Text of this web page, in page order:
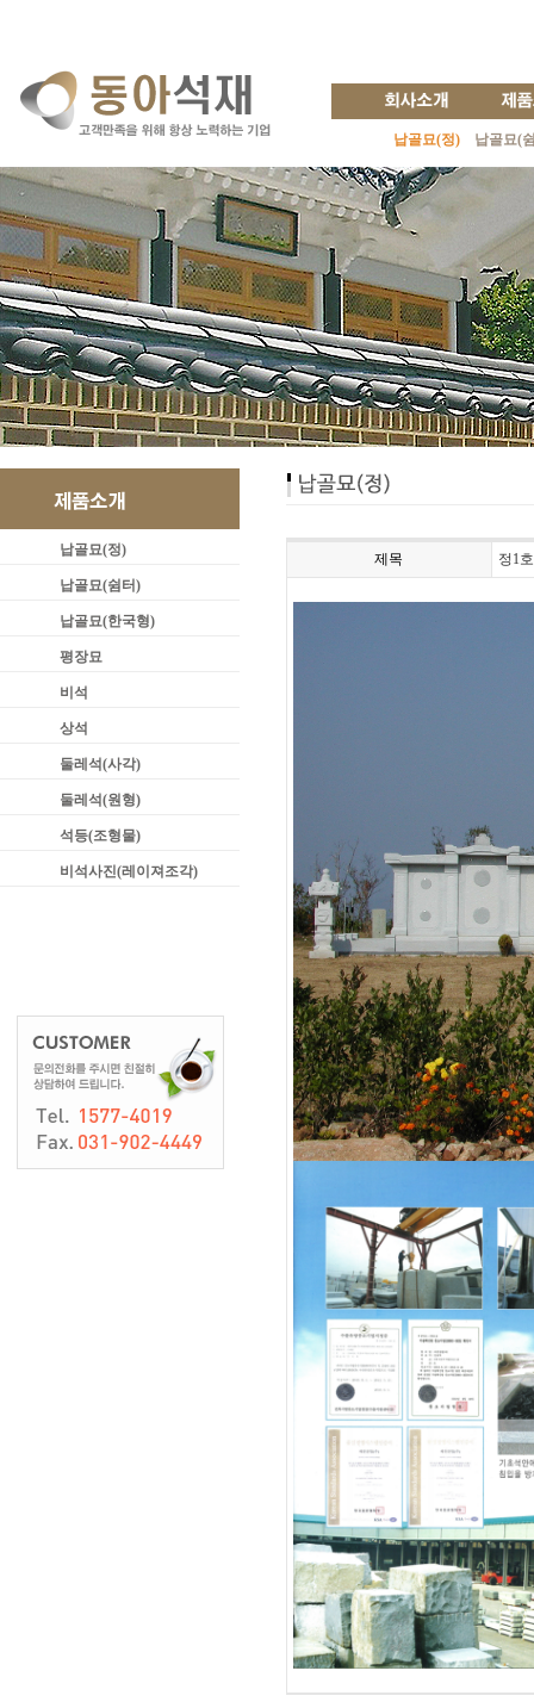
납골묘(정) 납골묘(
납골묘(정)
납골묘(쉼터)
납골묘(한국형)
평장묘
비석
상석
둘레석(사각)
둘레석(원형)
석등(조형물)
비석사진(레이져조각)
제목 정1